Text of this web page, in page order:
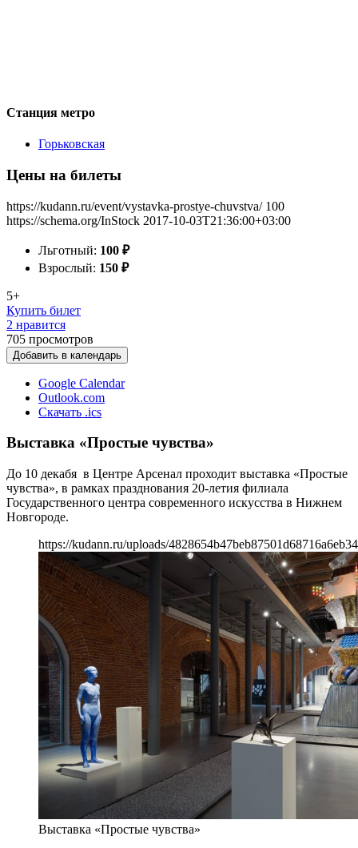
Станция метро
Горьковская
Цены на билеты
https://kudann.ru/event/vystavka-prostye-chuvstva/ 100
https://schema.org/InStock 2017-10-03T21:36:00+03:00
Льготный: 100 ₽
Взрослый: 150 ₽
5+
Купить билет
2 нравится
705 просмотров
Добавить в календарь
Google Calendar
Outlook.com
Скачать .ics
Выставка «Простые чувства»
До 10 декабя в Центре Арсенал проходит выставка «Простые
чувства», в рамках празднования 20-летия филиала
Государственного центра современного искусства в Нижнем
Новгороде.
https://kudann.ru/uploads/
Выставка «Простые чувства»